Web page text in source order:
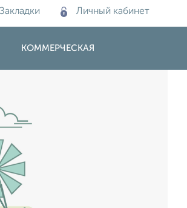
Закладки Личный кабинет
КОММЕРЧЕСКАЯ